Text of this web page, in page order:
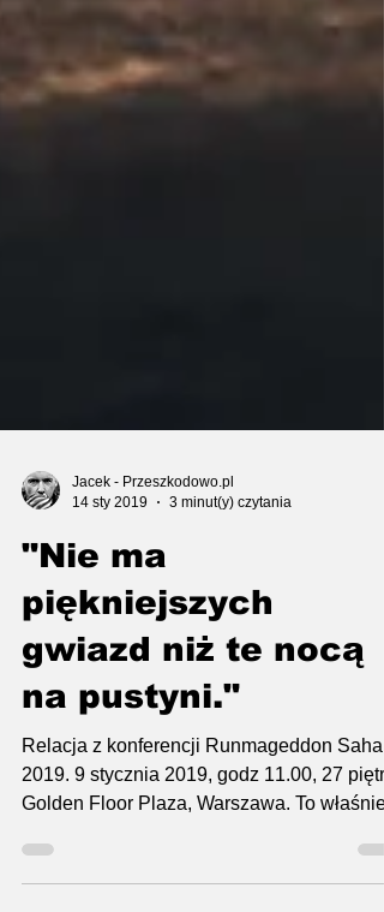
14 sty 2019
"Nie ma
piękniejszych
gwiazd niż te nocą
na pustyni."
Relacja z konferencji Runmageddon
2019. 9 stycznia 2019, godz 11.00, 27
Golden Floor Plaza, Warszawa. To właśnie